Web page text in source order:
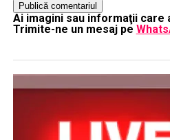
Ai imagini sau informaţii care
Trimite-ne un mesaj pe